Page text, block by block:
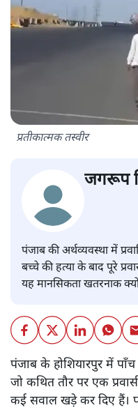
प्रतीकात्मक तस्वीर
जगरूप
पंजाब की अर्थव्यवस्था में
बच्चे की हत्या के बाद पूरे
यह मानसिकता खतरनाक
पंजाब के होशियारपुर में
जो कथित तौर पर एक
कई सवाल खड़े कर दिए हैं।